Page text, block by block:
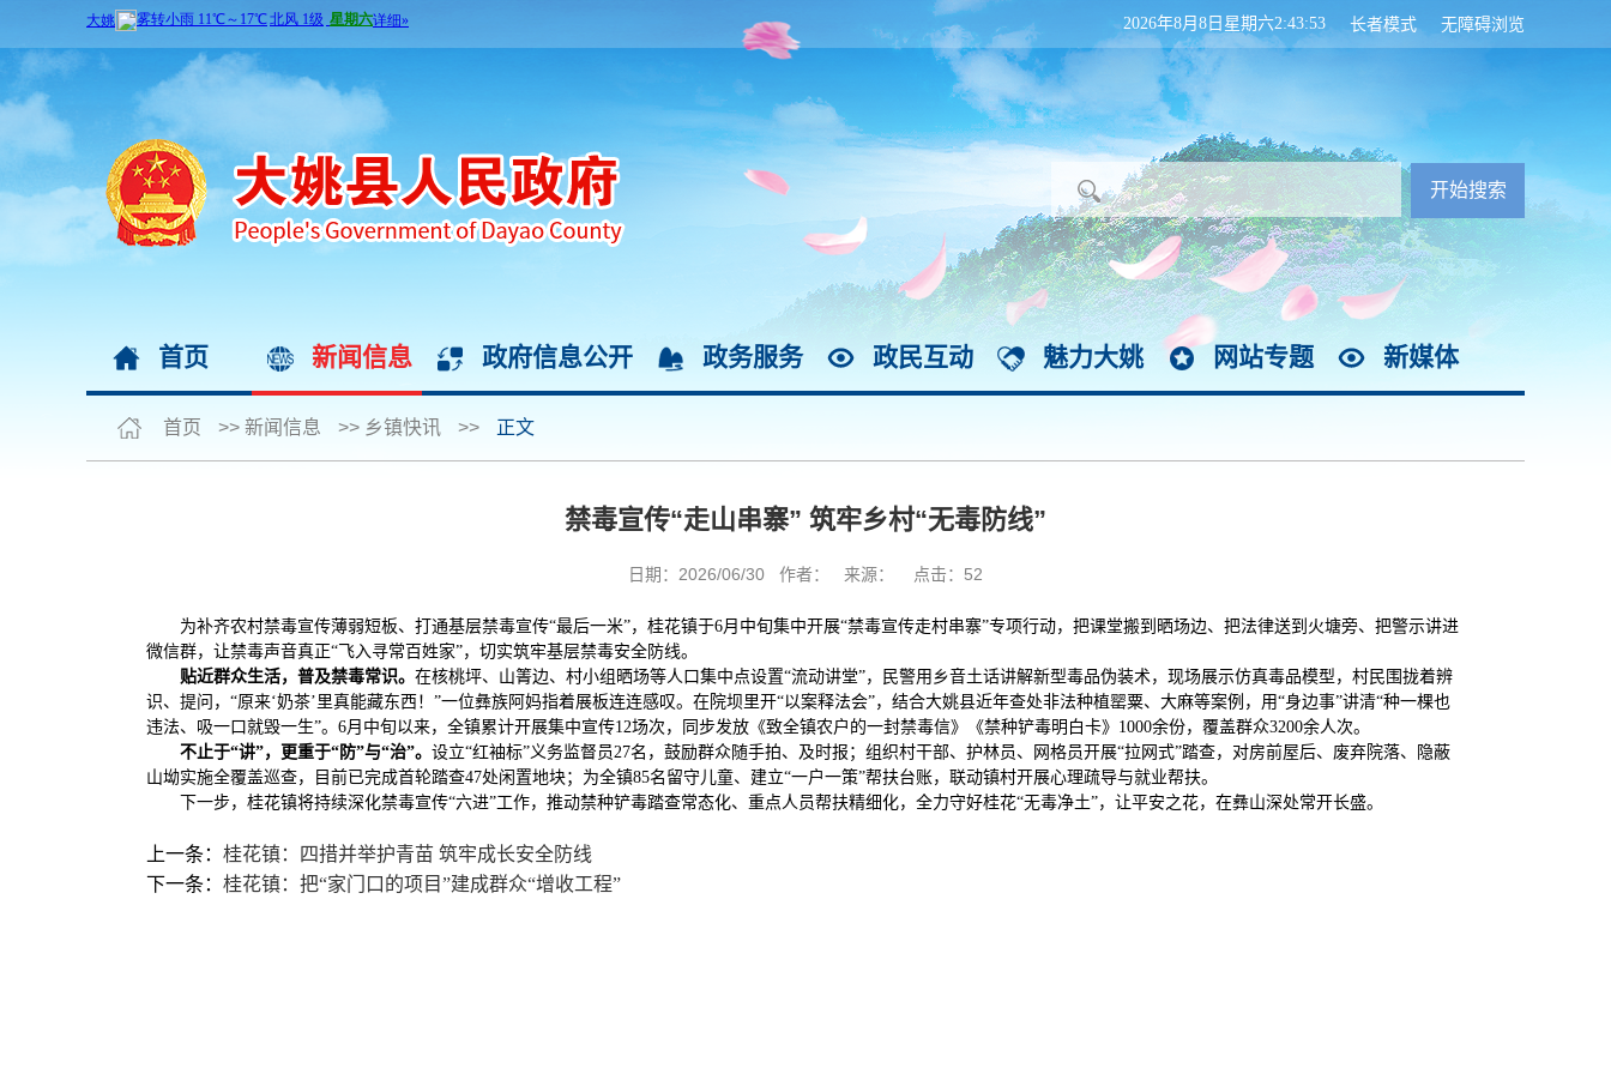
无障碍浏览
长者模式
2026年8月8日星期六2:43:53
首页 新闻信息 政府信息公开 政务服务 政民互动 魅力大姚 网站专题 新媒体
首页 >> 新闻信息 >> 乡镇快讯 >> 正文
禁毒宣传“走山串寨” 筑牢乡村“无毒防线”
日期：2026/06/30 作者： 来源： 点击： 52
为补齐农村禁毒宣传薄弱短板、打通基层禁毒宣传“最后一米”，桂花镇于6月中旬集中开展“禁毒宣传走村串寨”专项行动，把课堂搬到晒场边、把法律送到火塘旁、把警示讲进
微信群，让禁毒声音真正“飞入寻常百姓家”，切实筑牢基层禁毒安全防线。
贴近群众生活，普及禁毒常识。 在核桃坪、山箐边、村小组晒场等人口集中点设置“流动讲堂”，民警用乡音土话讲解新型毒品伪装术，现场展示仿真毒品模型，村民围拢着辨
识、提问，“原来‘奶茶’里真能藏东西！”一位彝族阿妈指着展板连连感叹。在院坝里开“以案释法会”，结合大姚县近年查处非法种植罂粟、大麻等案例，用“身边事”讲清“种一棵也
违法、吸一口就毁一生”。6月中旬以来，全镇累计开展集中宣传12场次，同步发放《致全镇农户的一封禁毒信》《禁种铲毒明白卡》1000余份，覆盖群众3200余人次。
不止于“讲”，更重于“防”与“治”。 设立“红袖标”义务监督员27名，鼓励群众随手拍、及时报；组织村干部、护林员、网格员开展“拉网式”踏查，对房前屋后、废弃院落、隐蔽
山坳实施全覆盖巡查，目前已完成首轮踏查47处闲置地块；为全镇85名留守儿童、建立“一户一策”帮扶台账，联动镇村开展心理疏导与就业帮扶。
下一步，桂花镇将持续深化禁毒宣传“六进”工作，推动禁种铲毒踏查常态化、重点人员帮扶精细化，全力守好桂花“无毒净土”，让平安之花，在彝山深处常开长盛。
上一条： 桂花镇：四措并举护青苗 筑牢成长安全防线
下一条： 桂花镇：把“家门口的项目”建成群众“增收工程”